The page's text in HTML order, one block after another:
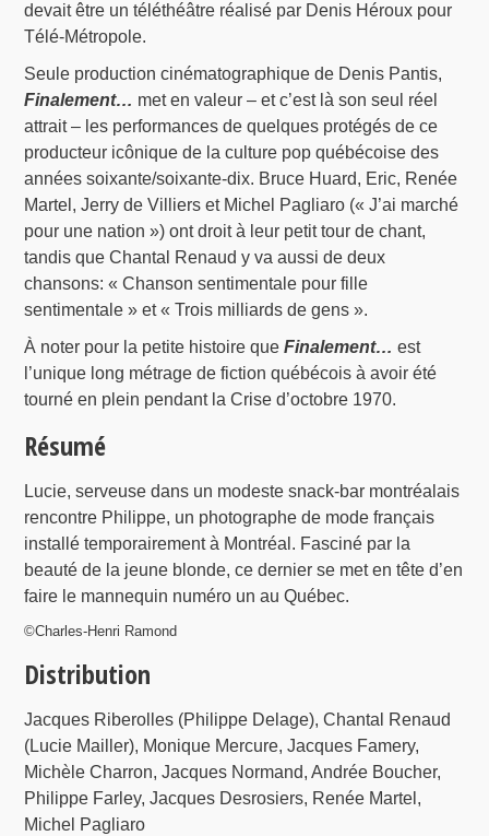
devait être un téléthéâtre réalisé par Denis Héroux pour
Télé-Métropole.
Seule production cinématographique de Denis Pantis,
Finalement… met en valeur – et c’est là son seul réel
attrait – les performances de quelques protégés de ce
producteur icônique de la culture pop québécoise des
années soixante/soixante-dix. Bruce Huard, Eric, Renée
Martel, Jerry de Villiers et Michel Pagliaro (« J’ai marché
pour une nation ») ont droit à leur petit tour de chant,
tandis que Chantal Renaud y va aussi de deux
chansons: « Chanson sentimentale pour fille
sentimentale » et « Trois milliards de gens ».
À noter pour la petite histoire queFinalement… est
l’unique long métrage de fiction québécois à avoir été
tourné en plein pendant la Crise d’octobre 1970.
Résumé
Lucie, serveuse dans un modeste snack-bar montréalais
rencontre Philippe, un photographe de mode français
installé temporairement à Montréal. Fasciné par la
beauté de la jeune blonde, ce dernier se met en tête d’en
faire le mannequin numéro un au Québec.
©Charles-Henri Ramond
Distribution
Jacques Riberolles (Philippe Delage), Chantal Renaud
(Lucie Mailler), Monique Mercure, Jacques Famery,
Michèle Charron, Jacques Normand, Andrée Boucher,
Philippe Farley, Jacques Desrosiers, Renée Martel,
Michel Pagliaro